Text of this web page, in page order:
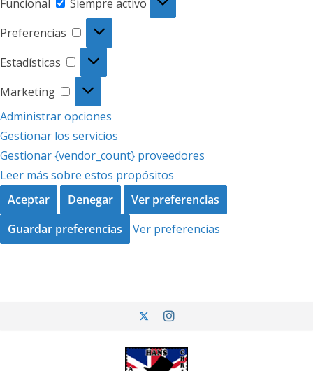
Funcional
Siempre activo
Preferencias
Preferencias
Estadísticas Estadísticas
Marketing
Marketing
Administrar opciones
Gestionar los servicios
Gestionar {vendor_count} proveedores
Leer más sobre estos propósitos
Aceptar
Denegar
Ver preferencias
Guardar preferencias
Ver preferencias